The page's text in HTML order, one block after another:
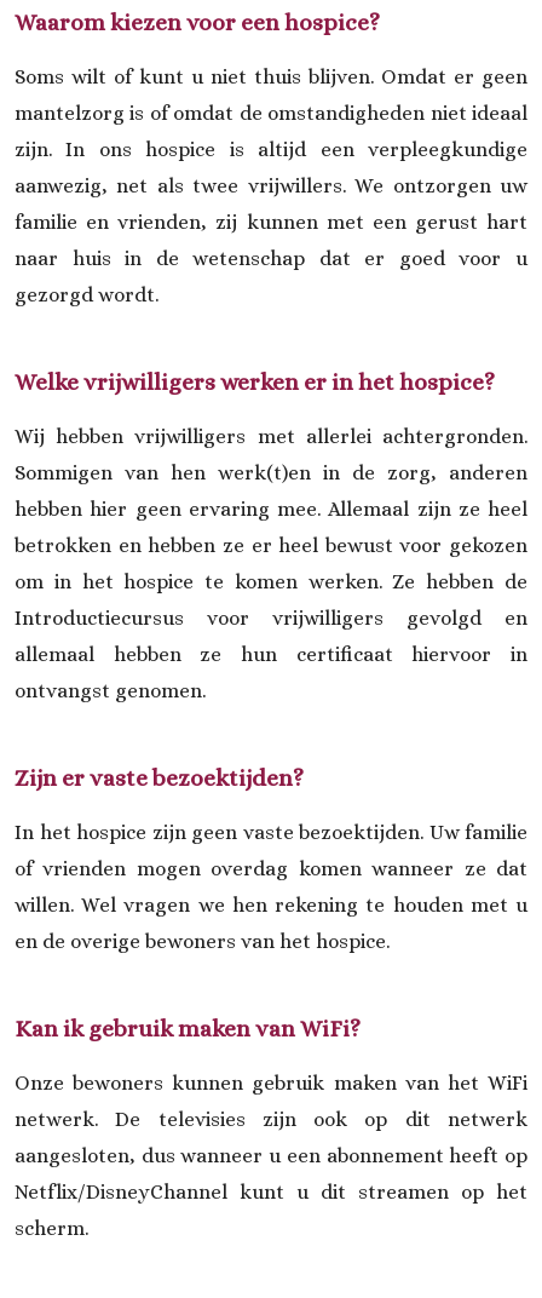
Waarom kiezen voor een hospice?
Soms wilt of kunt u niet thuis blijven. Omdat er geen
mantelzorg is of omdat de omstandigheden niet ideaal
zijn. In ons hospice is altijd een verpleegkundige
aanwezig, net als twee vrijwillers. We ontzorgen uw
familie en vrienden, zij kunnen met een gerust hart
naar huis in de wetenschap dat er goed voor u
gezorgd wordt.
Welke vrijwilligers werken er in het hospice?
Wij hebben vrijwilligers met allerlei achtergronden.
Sommigen van hen werk(t)en in de zorg, anderen
hebben hier geen ervaring mee. Allemaal zijn ze heel
betrokken en hebben ze er heel bewust voor gekozen
om in het hospice te komen werken. Ze hebben de
Introductiecursus voor vrijwilligers gevolgd en
allemaal hebben ze hun certificaat hiervoor in
ontvangst genomen.
Zijn er vaste bezoektijden?
In het hospice zijn geen vaste bezoektijden. Uw familie
of vrienden mogen overdag komen wanneer ze dat
willen. Wel vragen we hen rekening te houden met u
en de overige bewoners van het hospice.
Kan ik gebruik maken van WiFi?
Onze bewoners kunnen gebruik maken van het WiFi
netwerk. De televisies zijn ook op dit netwerk
aangesloten, dus wanneer u een abonnement heeft op
Netflix/DisneyChannel kunt u dit streamen op het
scherm.